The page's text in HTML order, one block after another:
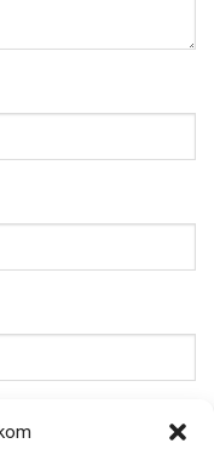
u ovom